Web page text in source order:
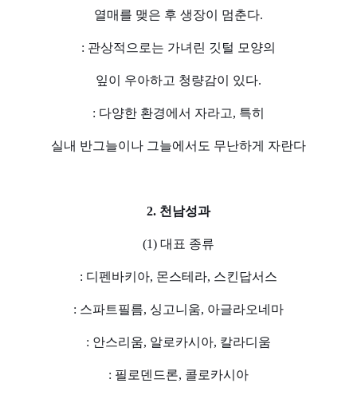
열매를 맺은 후 생장이 멈춘다.
: 관상적으로는 가녀린 깃털 모양의
잎이 우아하고 청량감이 있다.
: 다양한 환경에서 자라고, 특히
실내 반그늘이나 그늘에서도 무난하게 자란다
2. 천남성과
(1) 대표 종류
: 디펜바키아, 몬스테라, 스킨답서스
: 스파트필름, 싱고니움, 아글라오네마
: 안스리움, 알로카시아, 칼라디움
: 필로덴드론, 콜로카시아